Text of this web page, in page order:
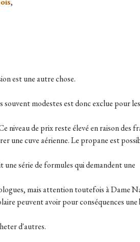
est une autre chose.
modestes est donc exclue pour les
niveau de prix reste élevé en raison des
une cuve aérienne. Le propane est
série de formules qui demandent une
mais attention toutefois à Dame
peuvent avoir pour conséquences une
d'autres.